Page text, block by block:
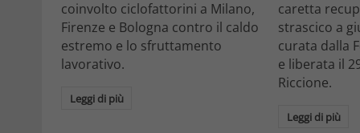
coinvolto ciclofattorini a Milano,
Firenze e Bologna contro il caldo
estremo e lo sfruttamento
lavorativo.
Leggi di più
caretta
strascico a
curata dalla
e liberata il
Riccione.
Leggi di più